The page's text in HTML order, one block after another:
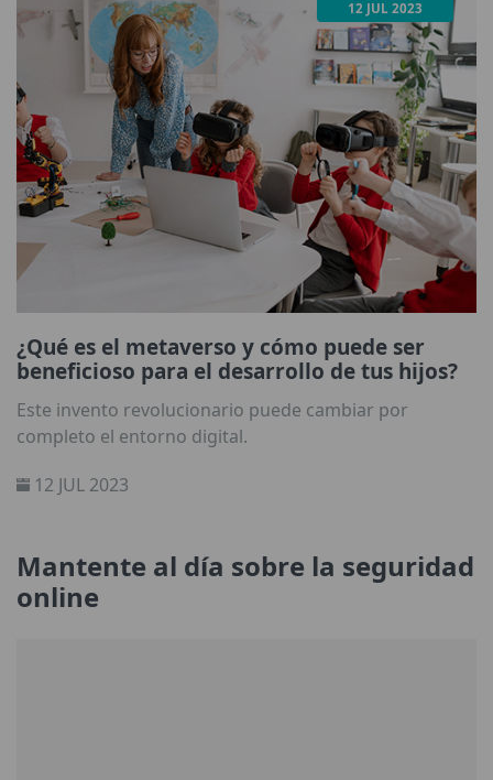
12 JUL 2023
¿Qué es el metaverso y cómo puede ser
beneficioso para el desarrollo de tus hijos?
Este invento revolucionario puede cambiar por
completo el entorno digital.
12 JUL 2023
Mantente al día sobre la seguridad
online